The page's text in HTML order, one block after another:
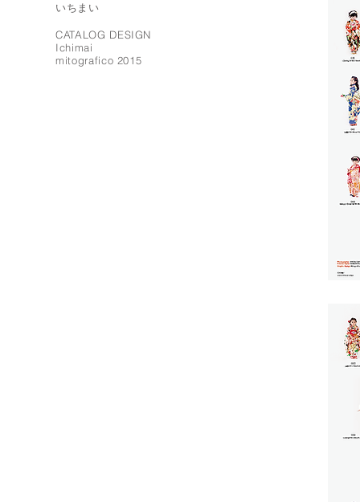
いちまい
CATALOG DESIGN
Ichimai
mitografico 2015